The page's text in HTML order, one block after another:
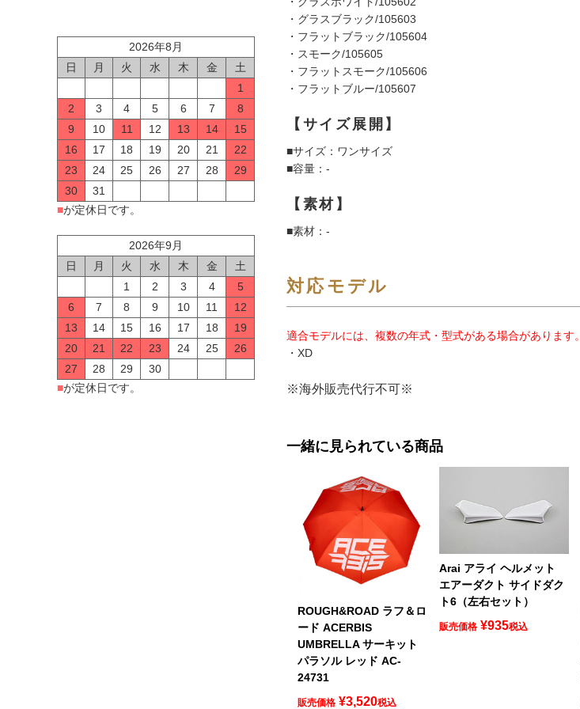
2026年8月
日
月 火 水 木 金
土
1
2
3 4 5 6 7
8
9
10 11 12 13 14
15
16
17 18 19 20 21
22
23
24 25 26 27 28
29
30
31
■が定休日です。
2026年9月
日
月 火 水 木 金
土
1
2 3 4
5
6
7 8 9 10 11
12
13
14 15 16 17 18
19
20
21 22 23 24 25
26
27
28 29
30
■が定休日です。
・グラスブラック/105603
・フラットブラック/105604
・スモーク/105605
・フラットスモーク/105606
・フラットブルー/105607
【サイズ展開】
■サイズ：ワンサイズ
■容量：-
【素材】
■素材：-
対応モデル
適合モデルには、複数の年式・型式がある場合があります。
・XD
※海外販売代行不可※
一緒に見られている商品
ROUGH&ROAD ラフ＆ロ
ード ACERBIS
UMBRELLA サーキット
パラソル レッド AC-
24731
販売価格 ¥3,520税込
Arai アライ ヘルメット
エアーダクト サイドダク
ト6（左右セット）
販売価格 ¥935税込